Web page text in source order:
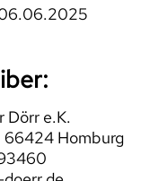
Dörr e.K.
66424 Homburg